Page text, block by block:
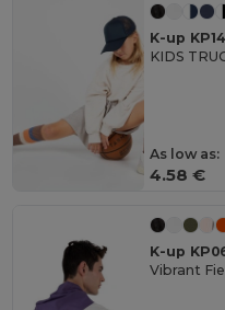
K-up
KIDS
As low as:
4.58 €
K-up
Vibrant